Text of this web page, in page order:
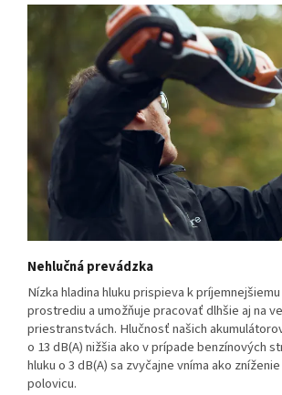
Nehlučná prevádzka
Nízka hladina hluku prispieva k
prostrediu a umožňuje pracovať dlhšie aj na
priestranstvách. Hlučnosť našich
o 13 dB(A) nižšia ako v prípade benzínových
hluku o 3 dB(A) sa zvyčajne vníma ako
polovicu.